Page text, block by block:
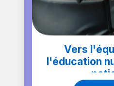
Vers
l'éducation